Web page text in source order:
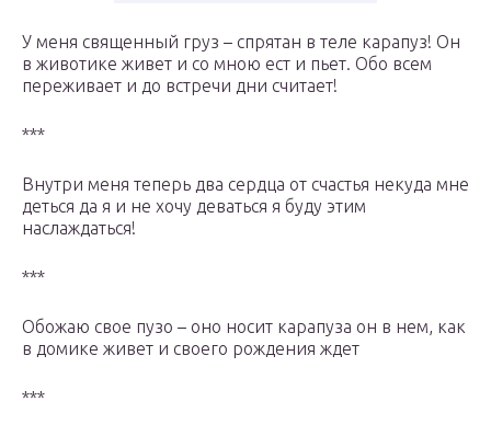
У меня священный груз – спрятан в теле карапуз! Он
в животике живет и со мною ест и пьет. Обо всем
переживает и до встречи дни считает!
***
Внутри меня теперь два сердца от счастья некуда мне
деться да я и не хочу деваться я буду этим
наслаждаться!
***
Обожаю свое пузо – оно носит карапуза он в нем, как
в домике живет и своего рождения ждет
***